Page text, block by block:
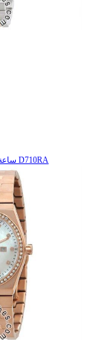
ساعة معصم متی تیسوت الطراز D710RA